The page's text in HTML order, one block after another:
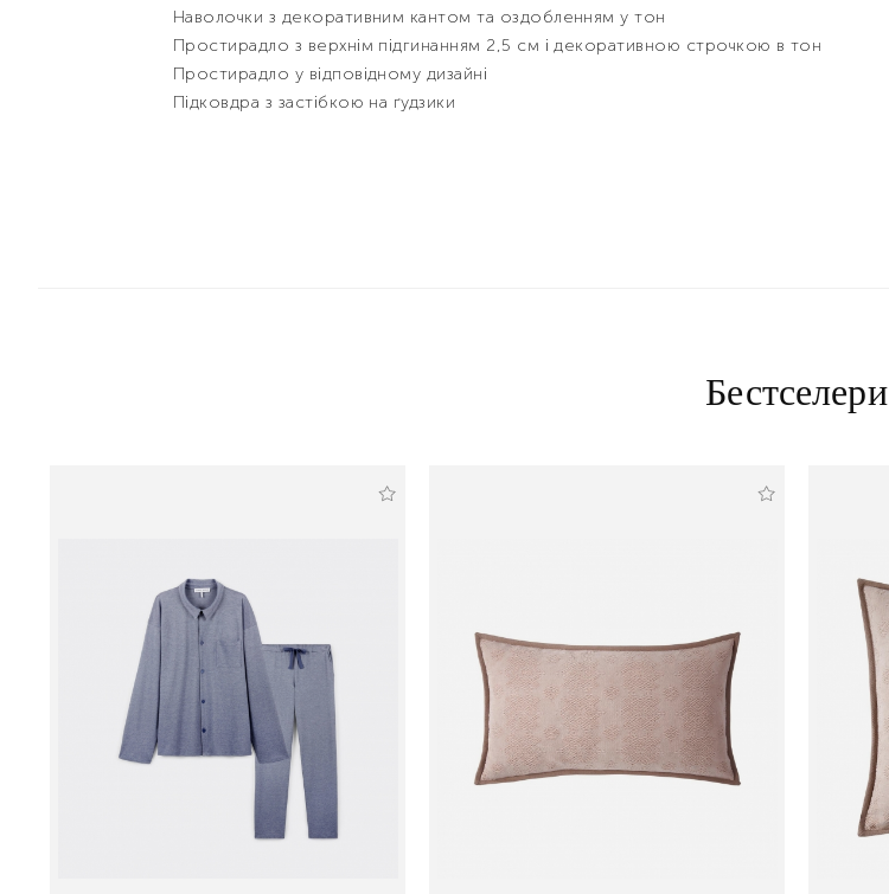
Наволочки з декоративним кантом та оздобленням у тон
Простирадло з верхнім підгинанням 2,5 см і декоративною строчкою в тон
Простирадло у відповідному дизайні
Підковдра з застібкою на ґудзики
Бестселери